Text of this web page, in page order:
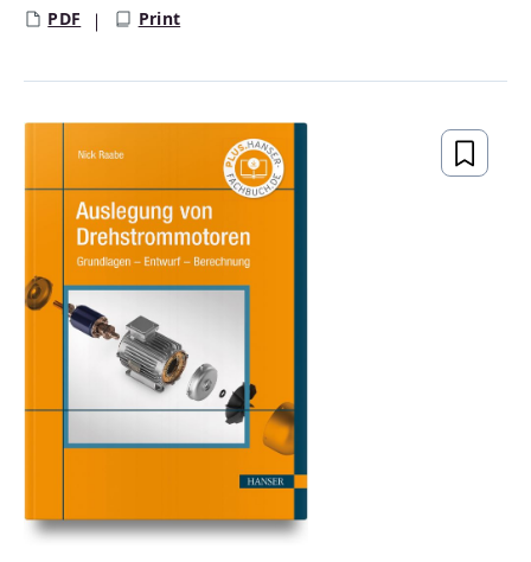
PDF Print